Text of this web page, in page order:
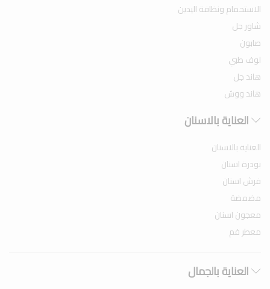
الاستحمام ونظافة اليدين
شاور جل
صابون
لوف طبي
هاند جل
هاند ووش
العناية بالاسنان
العناية بالاسنان
بودرة اسنان
فرش اسنان
مضمضة
معجون اسنان
معطر فم
العناية بالجمال